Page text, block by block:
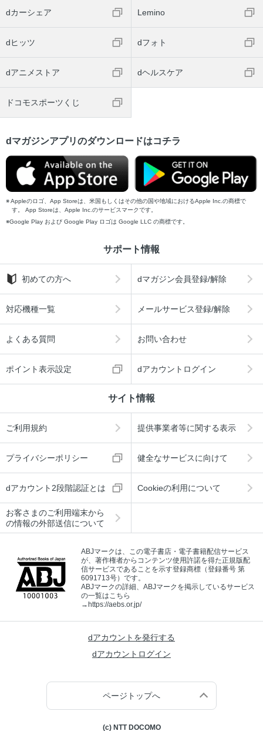
dカーシェア Lemino
dヒッツ dフォト
dアニメストア dヘルスケア
ドコモスポーツくじ
dマガジンアプリのダウンロードはコチラ
Appleのロゴ、App Storeは、米国もしくはその他の国や地域におけるApple Inc.の商標で
す。 App Storeは、Apple Inc.のサービスマークです。
Google Play および Google Play ロゴは Google LLC の商標です。
サポート情報
初めての方へ dマガジン会員登録/解除
対応機種一覧 メールサービス登録/解除
よくある質問 お問い合わせ
ポイント表示設定 dアカウントログイン
サイト情報
ご利用規約 提供事業者等に関する表示
プライバシーポリシー 健全なサービスに向けて
dアカウント2段階認証とは Cookieの利用について
お客さまのご利用端末から
の情報の外部送信について
ABJマークは、この電子書店・電子書籍配信サービス
が、著作権者からコンテンツ使用許諾を得た正規版配
信サービスであることを示す登録商標（登録番号 第
6091713号）です。
ABJマークの詳細、ABJマークを掲示しているサービス
の一覧はこちら
→https://aebs.or.jp/
dアカウントを発行する
dアカウントログイン
ページトップへ
(c) NTT DOCOMO